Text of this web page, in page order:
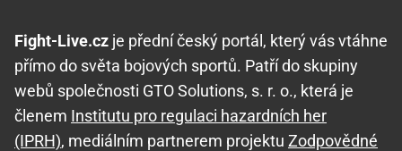
Fight-Live.cz je přední český portál, který vás vtáhne
přímo do světa bojových sportů. Patří do skupiny
webů společnosti GTO Solutions, s. r. o., která je
členem Institutu pro regulaci hazardních her
(IPRH), mediálním partnerem projektu Zodpovědné